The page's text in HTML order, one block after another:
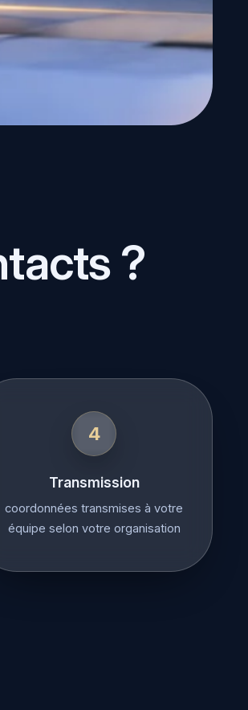
?
4
Transmission
coordonnées transmises à votre
équipe selon votre organisation